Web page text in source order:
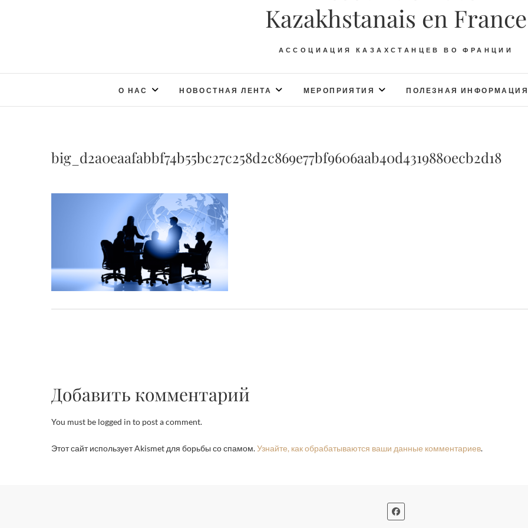
Kazakhstanais en France
АССОЦИАЦИЯ КАЗАХСТАНЦЕВ ВО ФРАНЦИИ
О НАС НОВОСТНАЯ ЛЕНТА МЕРОПРИЯТИЯ ПОЛЕЗНАЯ ИНФОРМАЦИЯ
big_d2a0eaafabbf74b55bc27c258d2c869e77bf9606aab40d4319880ecb2d18
Добавить комментарий
You must be logged in to post a comment.
Этот сайт использует Akismet для борьбы со спамом.Узнайте, как обрабатываются ваши данные комментариев.